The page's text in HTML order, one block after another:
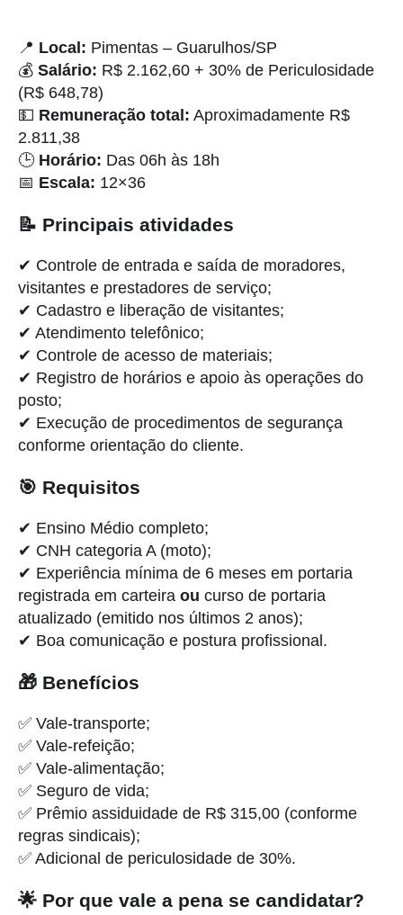
📍 Local: Pimentas – Guarulhos/SP
💰 Salário: R$ 2.162,60 + 30% de Periculosidade
(R$ 648,78)
💵 Remuneração total: Aproximadamente R$
2.811,38
🕒 Horário: Das 06h às 18h
📅 Escala: 12×36
📝 Principais atividades
✔ Controle de entrada e saída de moradores,
visitantes e prestadores de serviço;
✔ Cadastro e liberação de visitantes;
✔ Atendimento telefônico;
✔ Controle de acesso de materiais;
✔ Registro de horários e apoio às operações do
posto;
✔ Execução de procedimentos de segurança
conforme orientação do cliente.
🎯 Requisitos
✔ Ensino Médio completo;
✔ CNH categoria A (moto);
✔ Experiência mínima de 6 meses em portaria
registrada em carteira ou curso de portaria
atualizado (emitido nos últimos 2 anos);
✔ Boa comunicação e postura profissional.
🎁 Benefícios
✅ Vale-transporte;
✅ Vale-refeição;
✅ Vale-alimentação;
✅ Seguro de vida;
✅ Prêmio assiduidade de R$ 315,00 (conforme
regras sindicais);
✅ Adicional de periculosidade de 30%.
🌟 Por que vale a pena se candidatar?